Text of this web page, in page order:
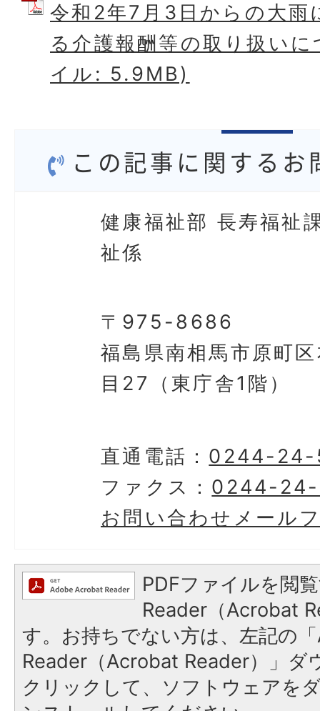
令和2年7月3日からの大雨
る介護報酬等の取り扱い
イル: 5.9MB)
この記事に関するお
健康福祉部 長寿福祉
祉係
〒975-8686
福島県南相馬市原町
目27（東庁舎1階）
直通電話： 0244-
ファクス： 0244-
お問い合わせメール
PDFファイルを閲
Reader（Acrobat
す。お持ちでない方は、左記の
Reader（Acrobat Reader）」ダ
クリックして、ソフトウェアを